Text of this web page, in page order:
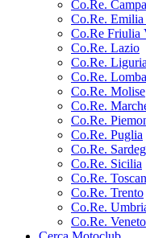
Co.Re.
Co.Re. Emilia
Co.Re Friulia
Co.Re. Lazio
Co.Re. Liguria
Co.Re.
Co.Re. Molise
Co.Re.
Co.Re.
Co.Re. Puglia
Co.Re.
Co.Re. Sicilia
Co.Re.
Co.Re. Trento
Co.Re.
Co.Re. Veneto